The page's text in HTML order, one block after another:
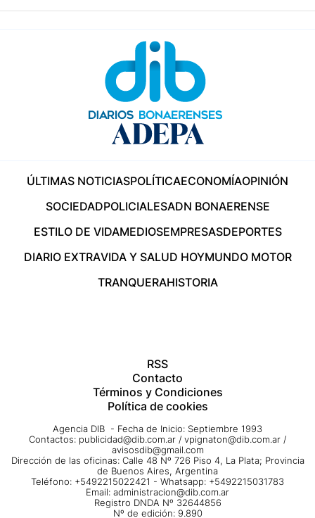
ÚLTIMAS NOTICIASPOLÍTICAECONOMÍAOPINIÓN
SOCIEDADPOLICIALESADN BONAERENSE
ESTILO DE VIDAMEDIOSEMPRESASDEPORTES
DIARIO EXTRAVIDA Y SALUD HOYMUNDO MOTOR
TRANQUERAHISTORIA
RSS
Contacto
Términos y Condiciones
Política de cookies
Agencia DIB - Fecha de Inicio: Septiembre 1993
Contactos: publicidad@dib.com.ar / vpignaton@dib.com.ar /
avisosdib@gmail.com
Dirección de las oficinas: Calle 48 Nº 726 Piso 4, La Plata; Provincia
de Buenos Aires, Argentina
Teléfono: +5492215022421 - Whatsapp: +5492215031783
Email: administracion@dib.com.ar
Registro DNDA Nº 32644856
Nº de edición: 9.890